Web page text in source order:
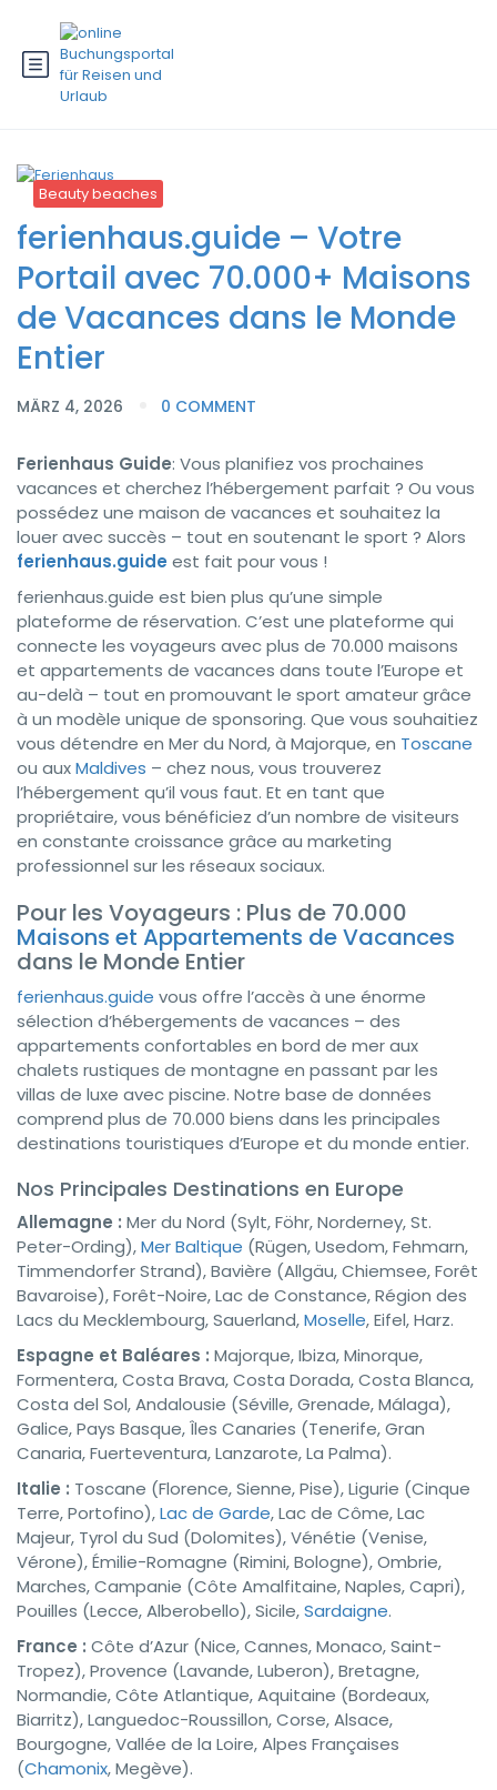
Beauty beaches
ferienhaus.guide – Votre
Portail avec 70.000+ Maisons
de Vacances dans le Monde
Entier
MÄRZ 4, 2026 0 COMMENT
Ferienhaus Guide: Vous planifiez vos prochaines
vacances et cherchez l’hébergement parfait ? Ou vous
possédez une maison de vacances et souhaitez la
louer avec succès – tout en soutenant le sport ? Alors
ferienhaus.guide est fait pour vous !
ferienhaus.guide est bien plus qu’une simple
plateforme de réservation. C’est une plateforme qui
connecte les voyageurs avec plus de 70.000 maisons
et appartements de vacances dans toute l’Europe et
au-delà – tout en promouvant le sport amateur grâce
à un modèle unique de sponsoring. Que vous souhaitiez
vous détendre en Mer du Nord, à Majorque, en Toscane
ou auxMaldives – chez nous, vous trouverez
l’hébergement qu’il vous faut. Et en tant que
propriétaire, vous bénéficiez d’un nombre de visiteurs
en constante croissance grâce au marketing
professionnel sur les réseaux sociaux.
Pour les Voyageurs : Plus de 70.000
Maisons et Appartements de Vacances
dans le Monde Entier
ferienhaus.guide vous offre l’accès à une énorme
sélection d’hébergements de vacances – des
appartements confortables en bord de mer aux
chalets rustiques de montagne en passant par les
villas de luxe avec piscine. Notre base de données
comprend plus de 70.000 biens dans les principales
destinations touristiques d’Europe et du monde entier.
Nos Principales Destinations en Europe
Allemagne : Mer du Nord (Sylt, Föhr, Norderney, St.
Peter-Ording),Mer Baltique (Rügen, Usedom, Fehmarn,
Timmendorfer Strand), Bavière (Allgäu, Chiemsee, Forêt
Bavaroise), Forêt-Noire, Lac de Constance, Région des
Lacs du Mecklembourg, Sauerland,Moselle, Eifel, Harz.
Espagne et Baléares : Majorque, Ibiza, Minorque,
Formentera, Costa Brava, Costa Dorada, Costa Blanca,
Costa del Sol, Andalousie (Séville, Grenade, Málaga),
Galice, Pays Basque, Îles Canaries (Tenerife, Gran
Canaria, Fuerteventura, Lanzarote, La Palma).
Italie : Toscane (Florence, Sienne, Pise), Ligurie (Cinque
Terre, Portofino),Lac de Garde, Lac de Côme, Lac
Majeur, Tyrol du Sud (Dolomites), Vénétie (Venise,
Vérone), Émilie-Romagne (Rimini, Bologne), Ombrie,
Marches, Campanie (Côte Amalfitaine, Naples, Capri),
Pouilles (Lecce, Alberobello), Sicile,Sardaigne.
France : Côte d’Azur (Nice, Cannes, Monaco, Saint-
Tropez), Provence (Lavande, Luberon), Bretagne,
Normandie, Côte Atlantique, Aquitaine (Bordeaux,
Biarritz), Languedoc-Roussillon, Corse, Alsace,
Bourgogne, Vallée de la Loire, Alpes Françaises
(Chamonix, Megève).